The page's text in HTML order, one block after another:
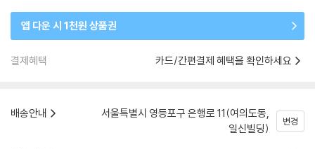
앱 다운 시 1천원 상품권
결제혜택 카드/간편결제 혜택을 확인하세요
배송안내
서울특별시 영등포구 은행로 11(여의도동,
일신빌딩)
변경